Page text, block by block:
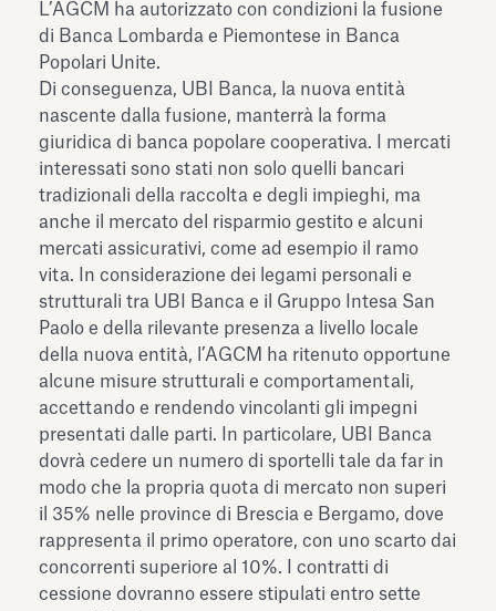
L’AGCM ha autorizzato con condizioni la fusione
di Banca Lombarda e Piemontese in Banca
Popolari Unite.
Di conseguenza, UBI Banca, la nuova entità
nascente dalla fusione, manterrà la forma
giuridica di banca popolare cooperativa. I mercati
interessati sono stati non solo quelli bancari
tradizionali della raccolta e degli impieghi, ma
anche il mercato del risparmio gestito e alcuni
mercati assicurativi, come ad esempio il ramo
vita. In considerazione dei legami personali e
strutturali tra UBI Banca e il Gruppo Intesa San
Paolo e della rilevante presenza a livello locale
della nuova entità, l’AGCM ha ritenuto opportune
alcune misure strutturali e comportamentali,
accettando e rendendo vincolanti gli impegni
presentati dalle parti. In particolare, UBI Banca
dovrà cedere un numero di sportelli tale da far in
modo che la propria quota di mercato non superi
il 35% nelle province di Brescia e Bergamo, dove
rappresenta il primo operatore, con uno scarto dai
concorrenti superiore al 10%. I contratti di
cessione dovranno essere stipulati entro sette